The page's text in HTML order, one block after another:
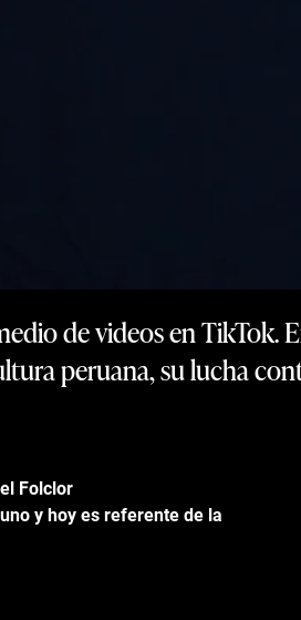
de videos en TikTok.
peruana, su lucha
Folclor
y hoy es referente de la